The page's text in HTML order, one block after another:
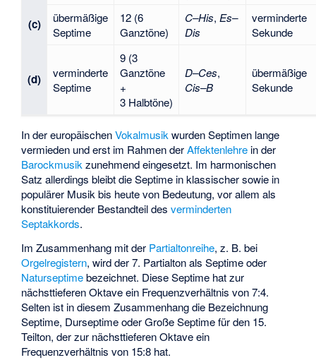
(c)
übermäßige
Septime
12 (6
Ganztöne)
C–His, Es–
Dis
verminderte
Sekunde
(d)
verminderte
Septime
9 (3
Ganztöne
+
3 Halbtöne)
D–Ces,
Cis–B
übermäßige
Sekunde
In der europäischenVokalmusik wurden Septimen lange
vermieden und erst im Rahmen derAffektenlehre in der
Barockmusik zunehmend eingesetzt. Im harmonischen
Satz allerdings bleibt die Septime in klassischer sowie in
populärer Musik bis heute von Bedeutung, vor allem als
konstituierender Bestandteil desverminderten
Septakkords.
Im Zusammenhang mit der Partialtonreihe, z. B. bei
Orgelregistern, wird der 7. Partialton als Septime oder
Naturseptimebezeichnet. Diese Septime hat zur
nächsttieferen Oktave ein Frequenzverhältnis von 7:4.
Selten ist in diesem Zusammenhang die Bezeichnung
Septime, Durseptime oder Große Septime für den 15.
Teilton, der zur nächsttieferen Oktave ein
Frequenzverhältnis von 15:8 hat.